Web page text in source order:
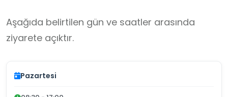
Aşağıda belirtilen gün ve saatler arasında
ziyarete açıktır.
Pazartesi